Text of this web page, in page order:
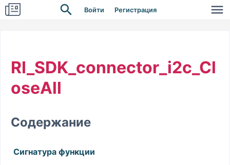
Войти Регистрация
RI_SDK_connector_i2c_Cl
oseAll
Содержание
Сигнатура функции